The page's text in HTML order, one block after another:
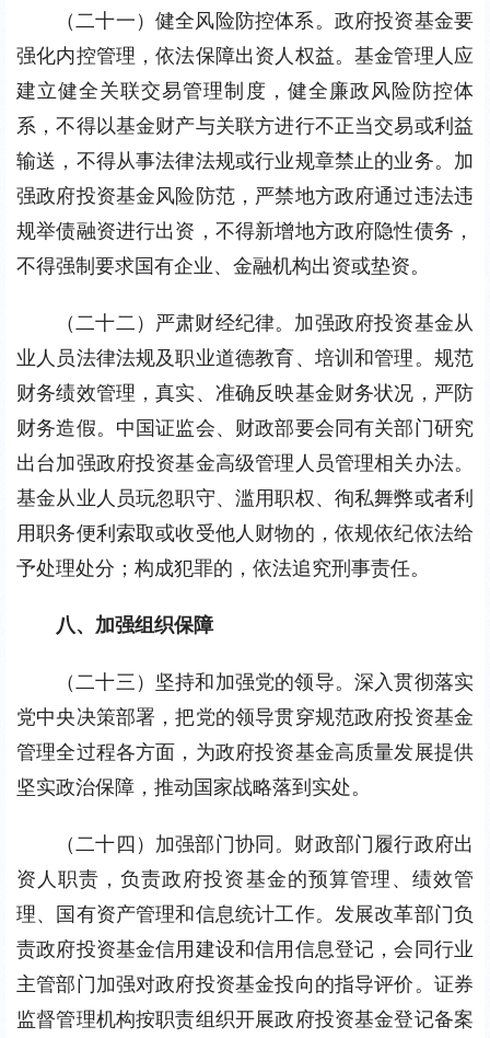
（二十一）健全风险防控体系。政府投资基金要
强化内控管理，依法保障出资人权益。基金管理人应
建立健全关联交易管理制度，健全廉政风险防控体
系，不得以基金财产与关联方进行不正当交易或利益
输送，不得从事法律法规或行业规章禁止的业务。加
强政府投资基金风险防范，严禁地方政府通过违法违
规举债融资进行出资，不得新增地方政府隐性债务，
不得强制要求国有企业、金融机构出资或垫资。
（二十二）严肃财经纪律。加强政府投资基金从
业人员法律法规及职业道德教育、培训和管理。规范
财务绩效管理，真实、准确反映基金财务状况，严防
财务造假。中国证监会、财政部要会同有关部门研究
出台加强政府投资基金高级管理人员管理相关办法。
基金从业人员玩忽职守、滥用职权、徇私舞弊或者利
用职务便利索取或收受他人财物的，依规依纪依法给
予处理处分；构成犯罪的，依法追究刑事责任。
八、加强组织保障
（二十三）坚持和加强党的领导。深入贯彻落实
党中央决策部署，把党的领导贯穿规范政府投资基金
管理全过程各方面，为政府投资基金高质量发展提供
坚实政治保障，推动国家战略落到实处。
（二十四）加强部门协同。财政部门履行政府出
资人职责，负责政府投资基金的预算管理、绩效管
理、国有资产管理和信息统计工作。发展改革部门负
责政府投资基金信用建设和信用信息登记，会同行业
主管部门加强对政府投资基金投向的指导评价。证券
监督管理机构按职责组织开展政府投资基金登记备案